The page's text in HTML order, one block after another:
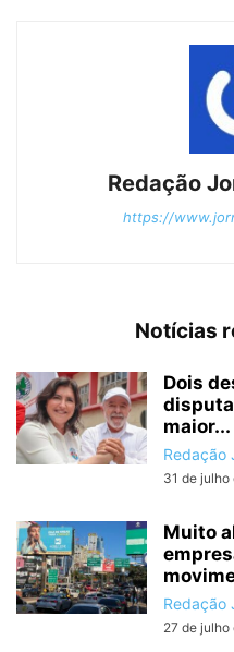
Redação
https://
Notícias
Dois
maior...
Redação
31 de julho
Muito
Redação
27 de julho